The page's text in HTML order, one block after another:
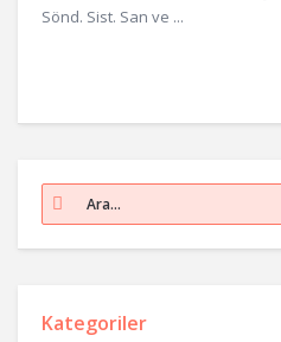
Sönd. Sist. San ve ...
Kategoriler